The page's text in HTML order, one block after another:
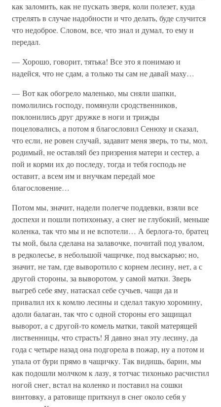
как заломить, как не пускать зверя, коли полезет, куда
стрелять в случае надобности и что делать, буде случится
что недоброе. Словом, все, что знал и думал, то ему и
передал.
— Хорошо, говорит, тятька! Все это я понимаю и
надейся, что не сдам, а только ты сам не давай маху…
— Вот как обогрело маленько, мы сняли шапки,
помолились господу, помянули сродственников,
поклонились друг дружке в ноги и трижды
поцеловались, а потом я благословил Сенюху и сказал,
что если, не ровен случай, задавит меня зверь, то ты, мол,
родимый, не оставляй без призрения матери и сестер, а
пой и корми их до последу, тогда и тебя господь не
оставит, а всем им и внучкам передай мое
благословение…
Потом мы, значит, надели полегче поддевки, взяли все
доспехи и пошли потихоньку, а снег не глубокий, меньше
коленка, так что мы и не вспотели… А берлога-то, братец
ты мой, была сделана на залавочке, почитай под увалом,
в редколесье, в небольшой чащичке, под выскарью; но,
значит, не там, где выворотило с корнем лесину, нет, а с
другой стороны, за выворотом, у самой матки. Зверь
выгреб себе яму, натаскал себе сучьев, чащи да и
привалил их к комлю лесины и сделал такую хоромину,
адоли балаган, так что с одной стороны его защищал
выворот, а с другой-то комель матки, такой матерящей
лиственницы, что страсть! Я давно знал эту лесину, да
года с четыре назад она подгорела в пожар, ну а потом и
упала от бури прямо в чащичку. Так видишь, барин, мы
как подошли молчком к лазу, я тотчас тихонько расчистил
ногой снег, встал на коленко и поставил на сошки
винтовку, а ратовище приткнул в снег около себя у